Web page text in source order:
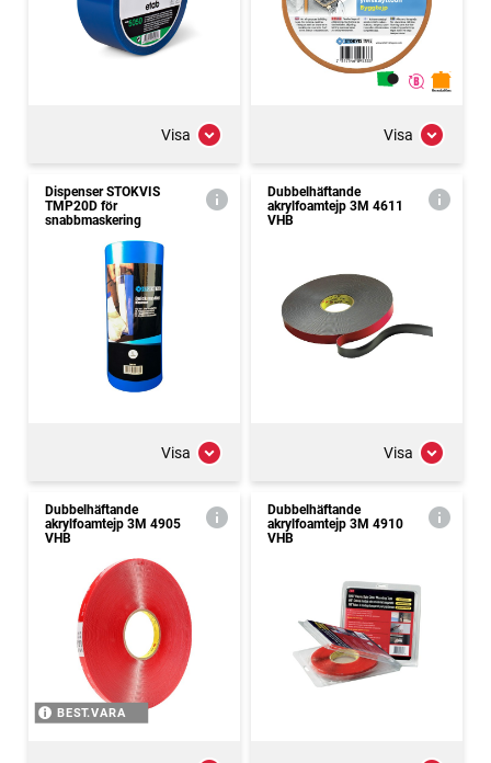
Visa Visa
Dispenser STOKVIS
TMP20D för
snabbmaskering
Visa
Dubbelhäftande
akrylfoamtejp 3M 4611
VHB
Visa
Dubbelhäftande
akrylfoamtejp 3M 4905
VHB
BEST.VARA
Dubbelhäftande
akrylfoamtejp 3M 4910
VHB